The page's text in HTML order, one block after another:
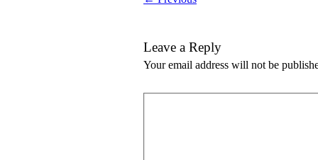
Leave a Reply
Your email address will not be